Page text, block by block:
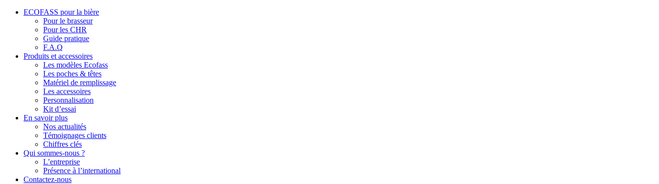
ECOFASS pour la bière
Pour le brasseur
Pour les CHR
Guide pratique
F.A.Q
Produits et accessoires
Les modèles Ecofass
Les poches & têtes
Matériel de remplissage
Les accessoires
Personnalisation
Kit d’essai
En savoir plus
Nos actualités
Témoignages clients
Chiffres clés
Qui sommes-nous ?
L’entreprise
Présence à l’international
Contactez-nous